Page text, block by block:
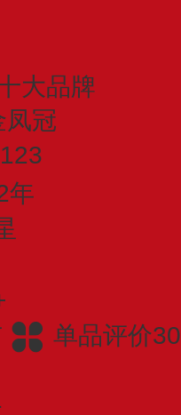
大品牌
凤冠
年
单品评价